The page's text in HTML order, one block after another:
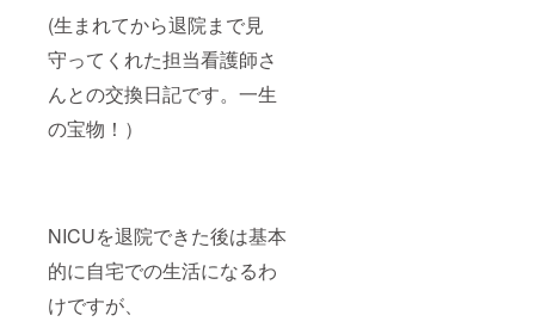
(生まれてから退院まで見
守ってくれた担当看護師さ
んとの交換日記です。一生
の宝物！）
NICUを退院できた後は基本
的に自宅での生活になるわ
けですが、